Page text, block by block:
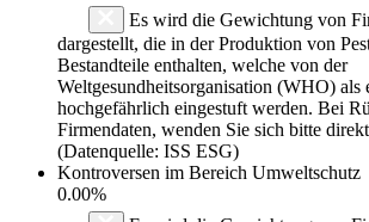
Es wird die Gewichtung von
dargestellt, die in der Produktion von
Bestandteile enthalten, welche von der
Weltgesundheitsorganisation (WHO) als
hochgefährlich eingestuft werden. Bei
Firmendaten, wenden Sie sich bitte
(Datenquelle: ISS ESG)
Kontroversen im Bereich Umweltschutz
0.00%